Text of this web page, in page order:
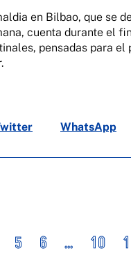
en Bilbao, que se
cuenta durante el
pensadas para el
WhatsApp
5 6 ... 10